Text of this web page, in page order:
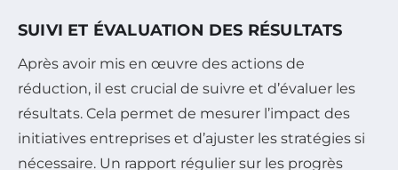
SUIVI ET ÉVALUATION DES RÉSULTATS
Après avoir mis en œuvre des actions de
réduction, il est crucial de suivre et d’évaluer les
résultats. Cela permet de mesurer l’impact des
initiatives entreprises et d’ajuster les stratégies si
nécessaire. Un rapport régulier sur les progrès